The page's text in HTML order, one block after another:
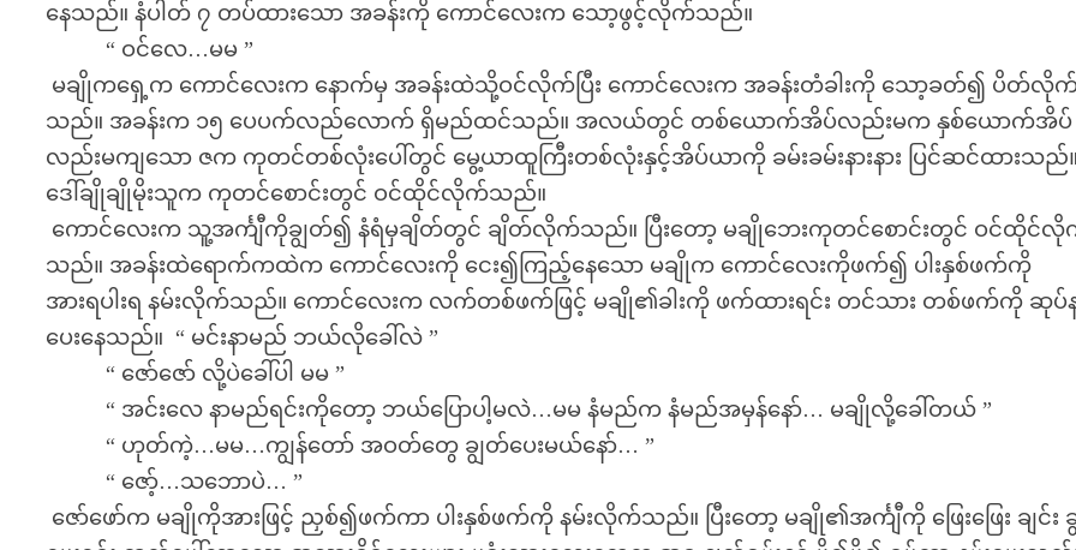
နေသည်။ နံပါတ် ၇ တပ်ထားသော အခန်းကို ကောင်လေးက သော့ဖွင့်လိုက်သည်။
“ ဝင်လေ…မမ ”
မချိုကရှေ့က ကောင်လေးက နောက်မှ အခန်းထဲသို့ဝင်လိုက်ပြီး ကောင်လေးက အခန်းတံခါးကို သော့ခတ်၍ ပိတ်လို
သည်။ အခန်းက ၁၅ ပေပက်လည်လောက် ရှိမည်ထင်သည်။ အလယ်တွင် တစ်ယောက်အိပ်လည်းမက နှစ်ယောက်အိပ်
လည်းမကျသော ဇက ကုတင်တစ်လုံးပေါ်တွင် မွေ့ယာထူကြီးတစ်လုံးနှင့်အိပ်ယာကို ခမ်းခမ်းနားနား ပြင်ဆင်ထားသည်။
ဒေါ်ချိုချိုမိုးသူက ကုတင်စောင်းတွင် ဝင်ထိုင်လိုက်သည်။
ကောင်လေးက သူ့အင်္ကျီကိုချွတ်၍ နံရံမှချိတ်တွင် ချိတ်လိုက်သည်။ ပြီးတော့ မချိုဘေးကုတင်စောင်းတွင် ဝင်ထိုင်
သည်။ အခန်းထဲရောက်ကထဲက ကောင်လေးကို ငေး၍ကြည့်နေသော မချိုက ကောင်လေးကိုဖက်၍ ပါးနှစ်ဖက်ကို
အားရပါးရ နမ်းလိုက်သည်။ ကောင်လေးက လက်တစ်ဖက်ဖြင့် မချို၏ခါးကို ဖက်ထားရင်း တင်သား တစ်ဖက်ကို ဆု
ပေးနေသည်။ “ မင်းနာမည် ဘယ်လိုခေါ်လဲ ”
“ ဇော်ဇော် လို့ပဲခေါ်ပါ မမ ”
“ အင်းလေ နာမည်ရင်းကိုတော့ ဘယ်ပြောပါ့မလဲ…မမ နံမည်က နံမည်အမှန်နော်… မချိုလို့ခေါ်တယ် ”
“ ဟုတ်ကဲ့…မမ…ကျွန်တော် အဝတ်တွေ ချွတ်ပေးမယ်နော်… ”
“ ဇော့်…သဘောပဲ… ”
ဇော်ဖော်က မချိုကိုအားဖြင့် ညှစ်၍ဖက်ကာ ပါးနှစ်ဖက်ကို နမ်းလိုက်သည်။ ပြီးတော့ မချို၏အင်္ကျီကို ဖြေးဖြေး ချင်း